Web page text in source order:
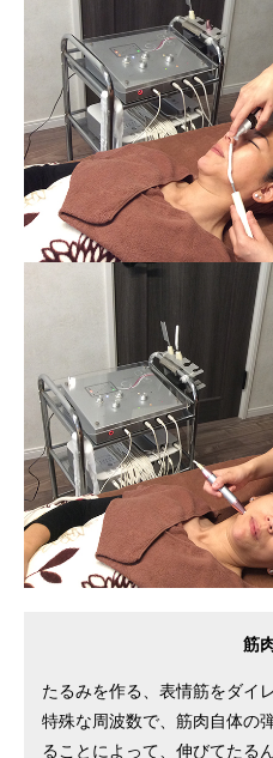
筋
たるみを作る、表情筋をダイ
特殊な周波数で、筋肉自体の
ることによって、伸びてたる